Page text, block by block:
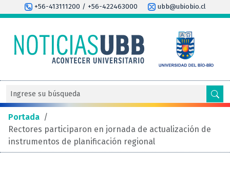
+56-413111200 / +56-422463000 ubb@ubiobio.cl
Portada /
Rectores participaron en jornada de actualización de
instrumentos de planificación regional